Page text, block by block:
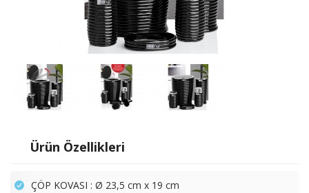
Ürün Özellikleri
ÇÖP KOVASI : Ø 23,5 cm x 19 cm